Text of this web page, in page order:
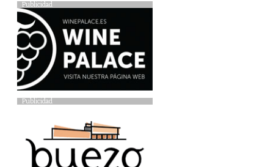
Publicidad
Publicidad